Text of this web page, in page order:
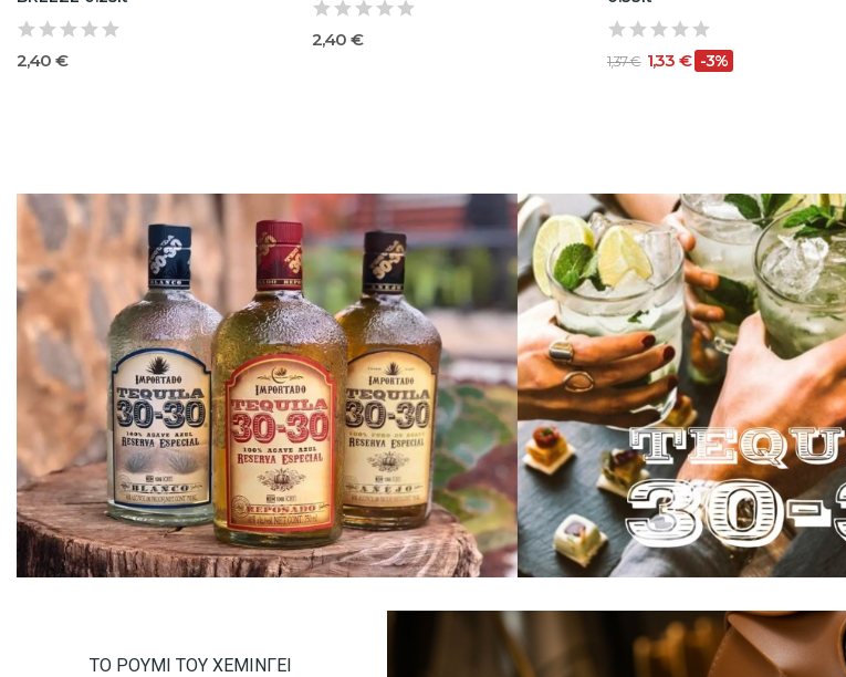
2,40 €
2,40 €
1,37 € 1,33 € -3%
ΤΟ ΡΟΥΜΙ ΤΟΥ ΧΕΜΙΝΓΕΙ